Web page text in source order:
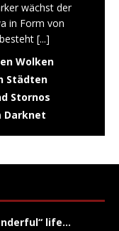
wächst der
in Form von
[...]
Wolken
Städten
Stornos
Darknet
life…